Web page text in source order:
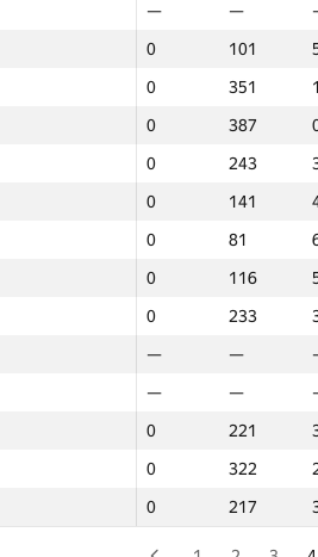
— —
0 101
0 351
0 387
0 243
0 141
0 81
0 116
0 233
— —
— —
0 221
0 322
0 217
— —
0 101
0 351
0 387
0 243
0 141
0 81
0 116
0 233
— —
— —
0 221
0 322
0 217